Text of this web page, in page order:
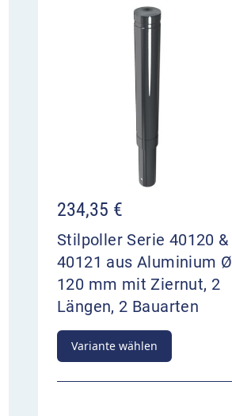
234,35 €
Stilpoller Serie 40120 &
40121 aus Aluminium Ø
120 mm mit Ziernut, 2
Längen, 2 Bauarten
Variante wählen